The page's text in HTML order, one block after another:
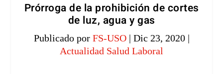
Prórroga de la prohibición de cortes
de luz, agua y gas
Publicado por FS-USO| Dic 23, 2020|
Actualidad Salud Laboral